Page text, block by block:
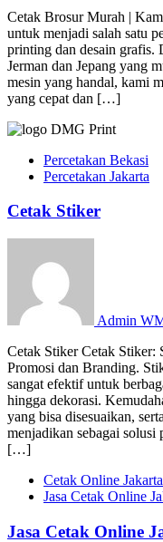
Cetak Brosur Murah |
untuk menjadi salah satu
printing dan desain grafis.
Jerman dan Jepang yang
mesin yang handal, kami
yang cepat dan […]
Percetakan Bekasi
Percetakan Jakarta
Cetak Stiker
Admin
Cetak Stiker Cetak Stiker:
Promosi dan Branding.
sangat efektif untuk
hingga dekorasi.
yang bisa disesuaikan,
menjadikan sebagai
[…]
Cetak Online Jakarta
Jasa Cetak Online
Jasa Cetak Online